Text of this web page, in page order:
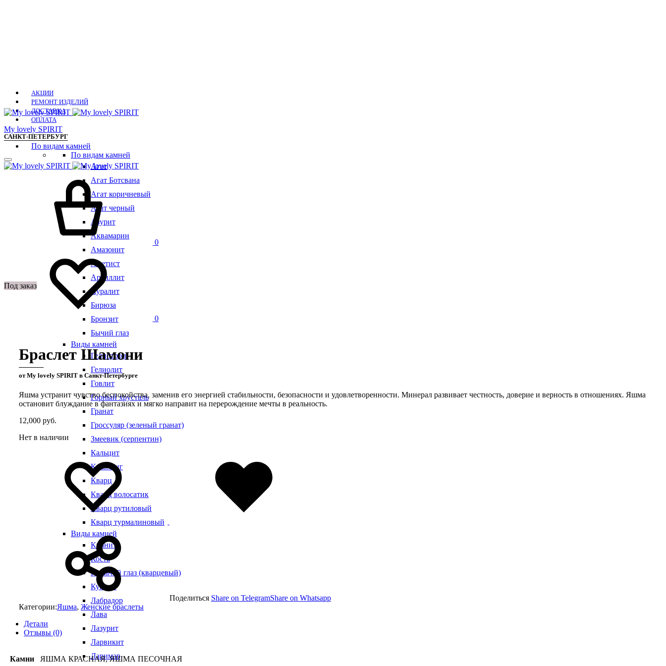
АКЦИИ
РЕМОНТ ИЗДЕЛИЙ
ДОСТАВКА
ОПЛАТА
САНКТ-ПЕТЕРБУРГ
Мy lovely SPIRIT
По видам камней
По видам камней
Агат
Агат Ботсвана
Агат коричневый
Агат черный
Азурит
Аквамарин
Амазонит
Аметист
Аргиллит
Ауралит
Бирюза
Бронзит
Бычий глаз
Виды камней
Гелиотроп
Гелиолит
Говлит
Горный хрусталь
Гранат
Гроссуляр (зеленый гранат)
Змеевик (серпентин)
Кальцит
Кахолонг
Кварц
Кварц волосатик
Кварц рутиловый
Кварц турмалиновый
Виды камней
Кианит
Кость
Кошачий глаз (кварцевый)
Кунцит
Лабрадор
Лава
Лазурит
Ларвикит
Ларимар
0
0
Под заказ
Браслет Шамони
от My lovely SPIRIT в Санкт-Петербурге
Яшма устранит чувство беспокойства, заменив его энергией стабильности, безопасности и удовлетворенности. Минерал развивает честность, доверие и верность в отношениях. Яшма
остановит блуждание в фантазиях и мягко направит на перерождение мечты в реальность.
12,000 руб.
Нет в наличии
Поделиться Share on TelegramShare on Whatsapp
Категории:Яшма, Женские браслеты
Детали
Отзывы (0)
Камни ЯШМА КРАСНАЯ, ЯШМА ПЕСОЧНАЯ